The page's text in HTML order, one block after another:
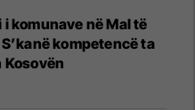
komunave në Mal të
kompetencë ta
Kosovën